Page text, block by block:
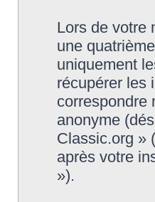
Lors de votre
une
uniquement
récupérer les
correspondre
anonyme
Classic.org »
après votre
»).